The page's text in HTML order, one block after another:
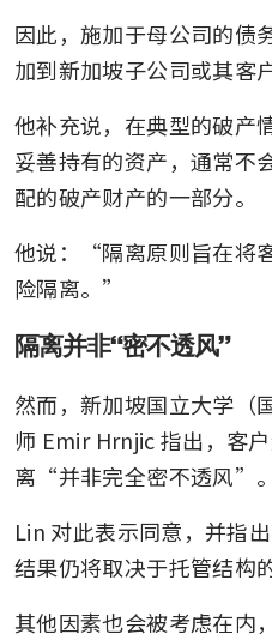
因此，施加于母公司的债
加到新加坡子公司或其客
他补充说，在典型的破产
妥善持有的资产，通常不
配的破产财产的一部分。
他说：“隔离原则旨在将
险隔离。”
隔离并非“密不透风”
然而，新加坡国立大学（
师 Emir Hrnjic 指出，客
离“并非完全密不透风”。
Lin 对此表示同意，并指
结果仍将取决于托管结构
其他因素也会被考虑在内